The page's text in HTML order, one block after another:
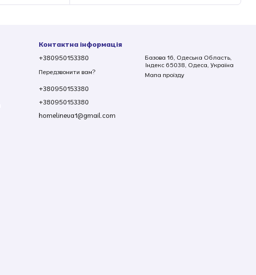
Контактна інформація
+380950153380
Передзвонити вам?
+380950153380
+380950153380
homelineua1@gmail.com
Базова 16, Одеська Область,
Індекс 65038, Одеса, Україна
Мапа проїзду